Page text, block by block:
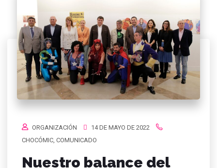
ORGANIZACIÓN
14 DE MAYO DE 2022
CHOCÓMIC, COMUNICADO
Nuestro balance del